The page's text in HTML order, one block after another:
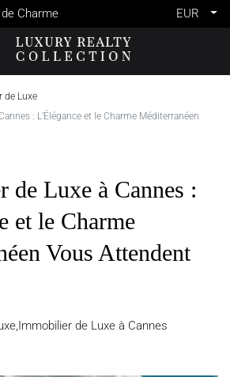
Charme EUR
de Luxe
: L’Élégance et le Charme Méditerranéen
de Luxe à Cannes :
et le Charme
Vous Attendent
,Immobilier de Luxe à Cannes